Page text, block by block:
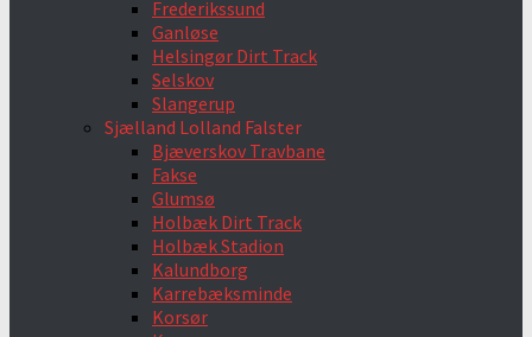
Frederikssund
Ganløse
Helsingør Dirt Track
Selskov
Slangerup
Sjælland Lolland Falster
Bjæverskov Travbane
Fakse
Glumsø
Holbæk Dirt Track
Holbæk Stadion
Kalundborg
Karrebæksminde
Korsør